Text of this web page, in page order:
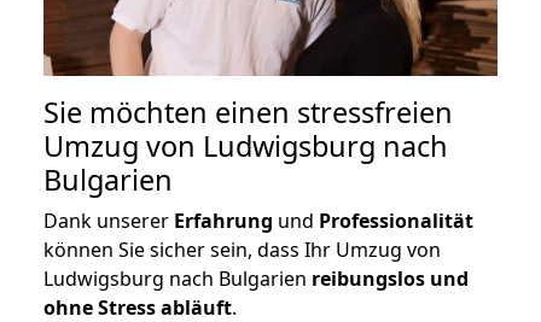
Sie möchten einen stressfreien
Umzug von Ludwigsburg nach
Bulgarien
Dank unserer Erfahrung und Professionalität
können Sie sicher sein, dass Ihr Umzug von
Ludwigsburg nach Bulgarien reibungslos und
ohne Stress abläuft.